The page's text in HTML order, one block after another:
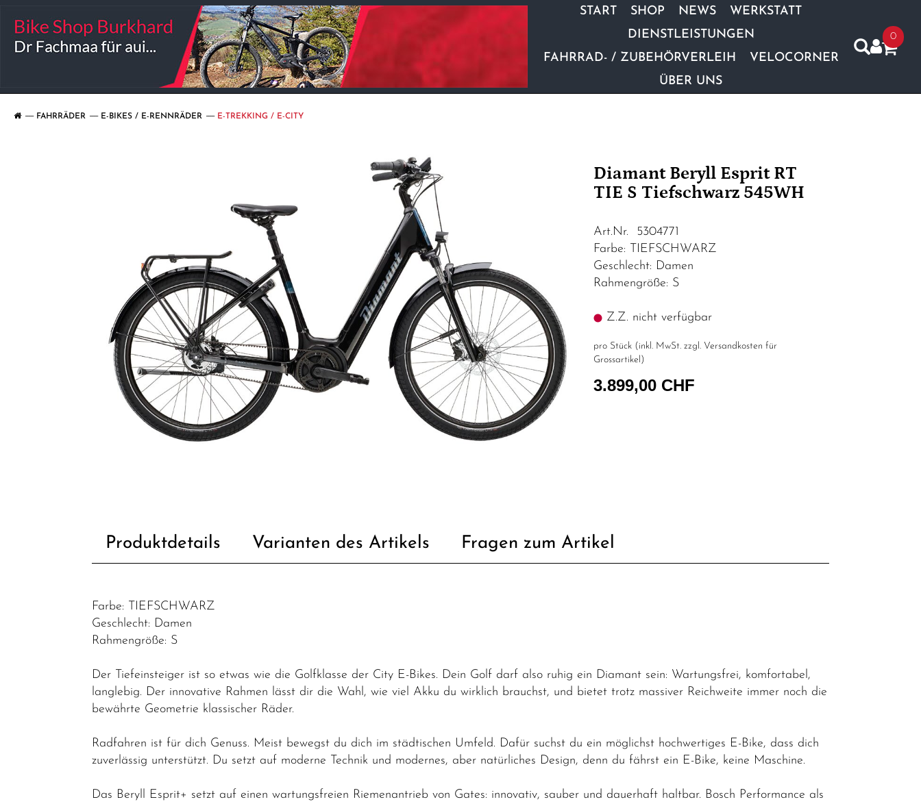
START SHOP NEWS
WERKSTATT
DIENSTLEISTUNGEN
FAHRRAD- / ZUBEHÖRVERLEIH
VELOCORNER
ÜBER UNS
0
FAHRRÄDER E-BIKES / E-RENNRÄDER E-TREKKING / E-CITY
Diamant Beryll Esprit RT
TIE S Tiefschwarz 545WH
Art.Nr. 5304771
Farbe: TIEFSCHWARZ
Geschlecht: Damen
Rahmengröße: S
Z.Z. nicht verfügbar
pro Stück (inkl. MwSt. zzgl. Versandkosten für
Grossartikel )
3.899,00 CHF
Produktdetails Varianten des Artikels Fragen zum Artikel
Farbe: TIEFSCHWARZ
Geschlecht: Damen
Rahmengröße: S
Der Tiefeinsteiger ist so etwas wie die Golfklasse der City E-Bikes. Dein Golf darf also ruhig ein Diamant sein: Wartungsfrei, komfortabel,
langlebig. Der innovative Rahmen lässt dir die Wahl, wie viel Akku du wirklich brauchst, und bietet trotz massiver Reichweite immer noch die
bewährte Geometrie klassischer Räder.
Radfahren ist für dich Genuss. Meist bewegst du dich im städtischen Umfeld. Dafür suchst du ein möglichst hochwertiges E-Bike, dass dich
zuverlässig unterstützt. Du setzt auf moderne Technik und modernes, aber natürliches Design, denn du fährst ein E-Bike, keine Maschine.
Das Beryll Esprit+ setzt auf einen wartungsfreien Riemenantrieb von Gates: innovativ, sauber und dauerhaft haltbar. Bosch Performance als